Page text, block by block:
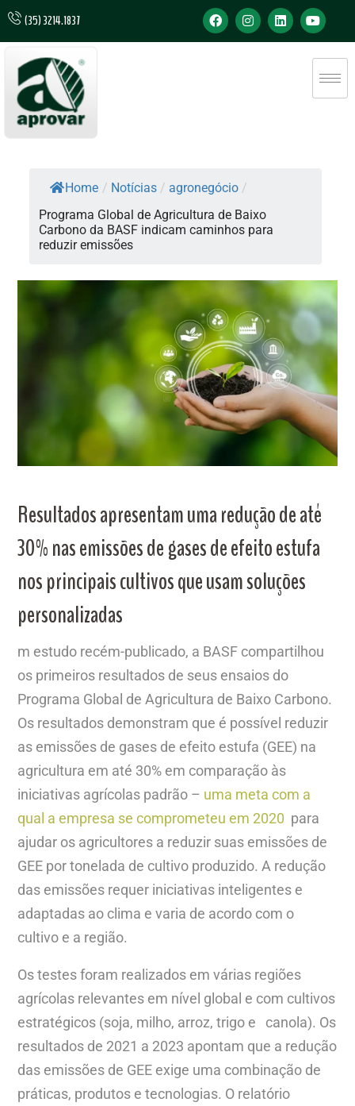
(35) 3214.1837
Home / Notícias / agronegócio /
Programa Global de Agricultura de Baixo
Carbono da BASF indicam caminhos para
reduzir emissões
Resultados apresentam uma redução de até
30% nas emissões de gases de efeito estufa
nos principais cultivos que usam soluções
personalizadas
m estudo recém-publicado, a BASF compartilhou
os primeiros resultados de seus ensaios do
Programa Global de Agricultura de Baixo Carbono.
Os resultados demonstram que é possível reduzir
as emissões de gases de efeito estufa (GEE) na
agricultura em até 30% em comparação às
iniciativas agrícolas padrão – uma meta com a
qual a empresa se comprometeu em 2020 para
ajudar os agricultores a reduzir suas emissões de
GEE por tonelada de cultivo produzido. A redução
das emissões requer iniciativas inteligentes e
adaptadas ao clima e varia de acordo com o
cultivo e a região.
Os testes foram realizados em várias regiões
agrícolas relevantes em nível global e com cultivos
estratégicos (soja, milho, arroz, trigo e canola). Os
resultados de 2021 a 2023 apontam que a redução
das emissões de GEE exige uma combinação de
práticas, produtos e tecnologias. O relatório